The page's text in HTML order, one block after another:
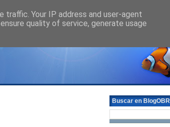
Buscar en BlogOBR
Your IP address and user-agent
quality of service, generate usage